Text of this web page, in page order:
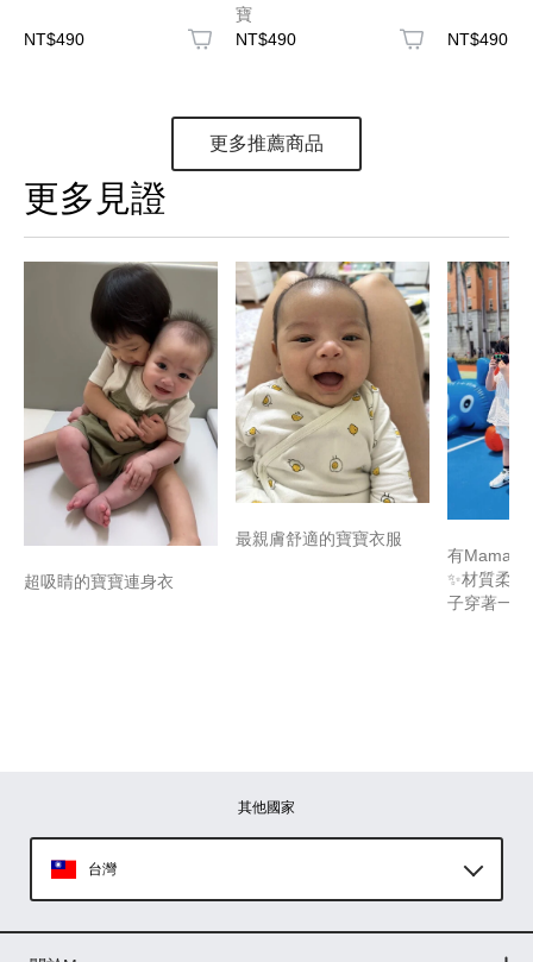
NT$490
寶
NT$490
NT$490
更多推薦商品
更多見證
超吸睛的寶寶連身衣
最親膚舒適的寶寶衣服
有
✨材質柔
子穿著一
其他國家
台灣